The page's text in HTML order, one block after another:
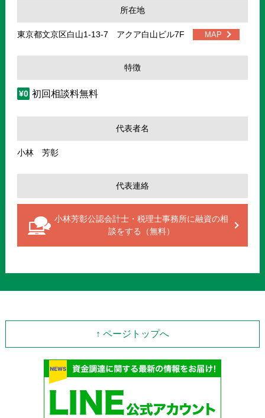
所在地
東京都文京区白山1-13-7 アクア白山ビル7F MAP
特徴
初回相談料無料
代表者名
小林 芳彰
代表連絡
小林芳彰公認会計士・税理士事務所に融資の相
談をする（無料）
↑ ページトップへ